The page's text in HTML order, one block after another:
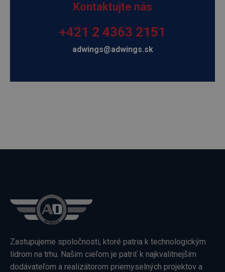
Kontaktujte nás
+421 2 4363 2151
adwings@adwings.sk
Zastupujeme spoločnosti, ktoré patria k technologickým
lídrom na trhu. Našim cieľom je patriť k najkvalitnejším
dodávateľom a realizátorom priemyselných projektov a